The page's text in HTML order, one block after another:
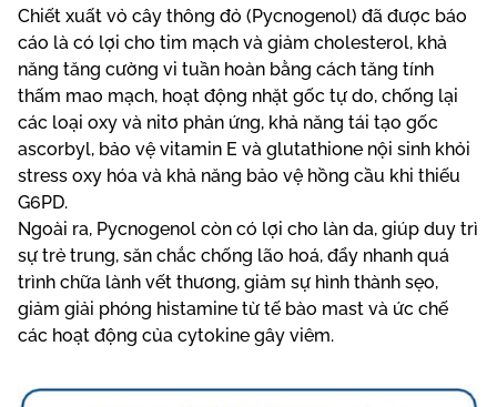
Chiết xuất vỏ cây thông đỏ (Pycnogenol) đã được báo
cáo là có lợi cho tim mạch và giảm cholesterol, khả
năng tăng cường vi tuần hoàn bằng cách tăng tính
thấm mao mạch, hoạt động nhặt gốc tự do, chống lại
các loại oxy và nitơ phản ứng, khả năng tái tạo gốc
ascorbyl, bảo vệ vitamin E và glutathione nội sinh khỏi
stress oxy hóa và khả năng bảo vệ hồng cầu khi thiếu
G6PD.
Ngoài ra, Pycnogenol còn có lợi cho làn da, giúp duy trì
sự trẻ trung, săn chắc chống lão hoá, đẩy nhanh quá
trình chữa lành vết thương, giảm sự hình thành sẹo,
giảm giải phóng histamine từ tế bào mast và ức chế
các hoạt động của cytokine gây viêm.